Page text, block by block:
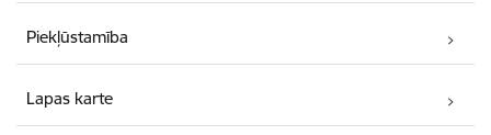
Piekļūstamība
Lapas karte